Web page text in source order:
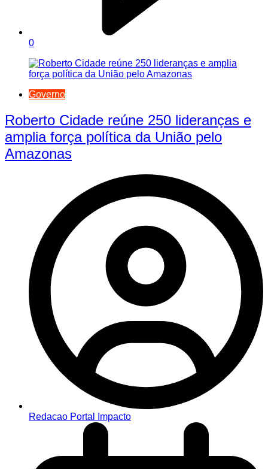
0
Governo
Roberto Cidade reúne 250 lideranças e
amplia força política da União pelo
Amazonas
Redacao Portal Impacto